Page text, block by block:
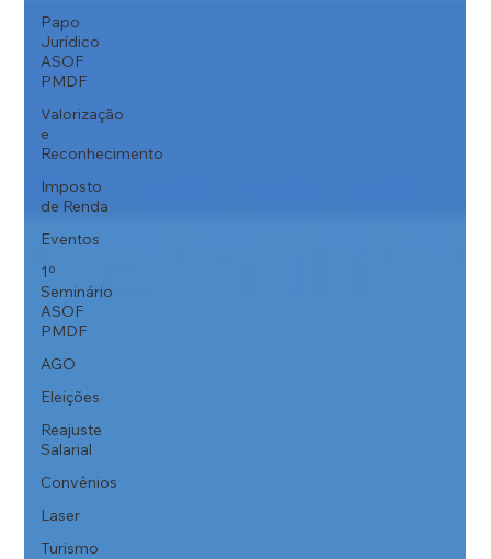
Papo
Jurídico
ASOF
PMDF
Valorização
e
Reconhecimento
Imposto
de Renda
Eventos
1º
Seminário
ASOF
PMDF
AGO
Eleições
Reajuste
Salarial
Convênios
Laser
Turismo